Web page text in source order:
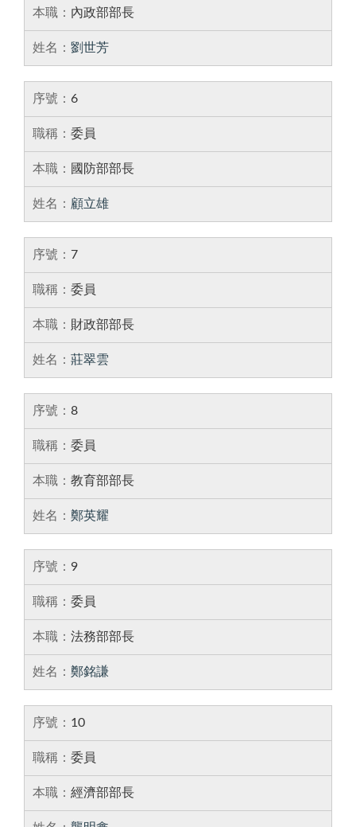
內政部部長
劉世芳
6
委員
國防部部長
顧立雄
7
委員
財政部部長
莊翠雲
8
委員
教育部部長
鄭英耀
9
委員
法務部部長
鄭銘謙
10
委員
經濟部部長